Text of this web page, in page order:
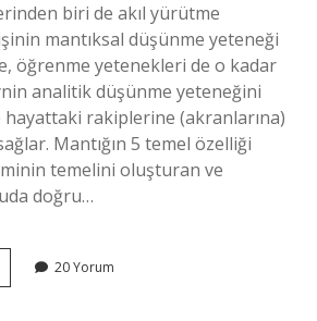
biri de akıl yürütme
mantıksal düşünme yeteneği
öğrenme yetenekleri de o kadar
analitik düşünme yeteneğini
rakiplerine (akranlarına)
Mantığın 5 temel özelliği
temelini oluşturan ve
doğru…
20 Yorum